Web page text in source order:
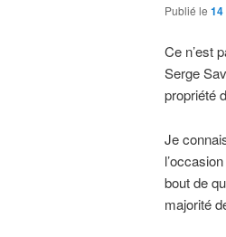
Publié le 14
Ce n’est
Serge
propriété
Je
bout de
majorité